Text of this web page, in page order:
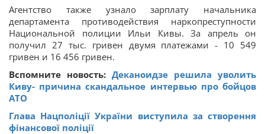
Агентство также узнало зарплату начальника
департамента противодействия наркопреступности
Национальной полиции Ильи Кивы. За апрель он
получил 27 тыс. гривен двумя платежами - 10 549
гривен и 16 456 гривен.
Вспомните новость: Деканоидзе решила уволить
Киву- причина скандальное интервью про бойцов
АТО
Глава Нацполіції України виступила за створення
фінансової поліції